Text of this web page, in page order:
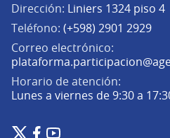
Dirección: Liniers 1324 piso 4
Teléfono: (+598) 2901 2929
Correo electrónico:
Horario de atención:
Lunes a viernes de 9:30 a
Plataforma de Participación
Plataforma de Participación
Plataforma de